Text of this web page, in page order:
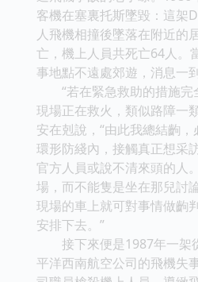
客機在塞裏托斯墜毀：這架
人飛機相撞後墜落在附近的
亡，機上人員共死亡64人。
事地點不遠處郊遊，消息一
“若在緊急救助的措施完
現場正在救火，類似路障一
安在剋說，“由此我總結齣
環形防綫內，接觸真正想采
官方人員或說不清來頭的人
場，而不能隻是坐在那兒討
現場的車上就可對事情做齣
安排下去。”
接下來便是1987年一架
平洋西南航空公司的飛機失